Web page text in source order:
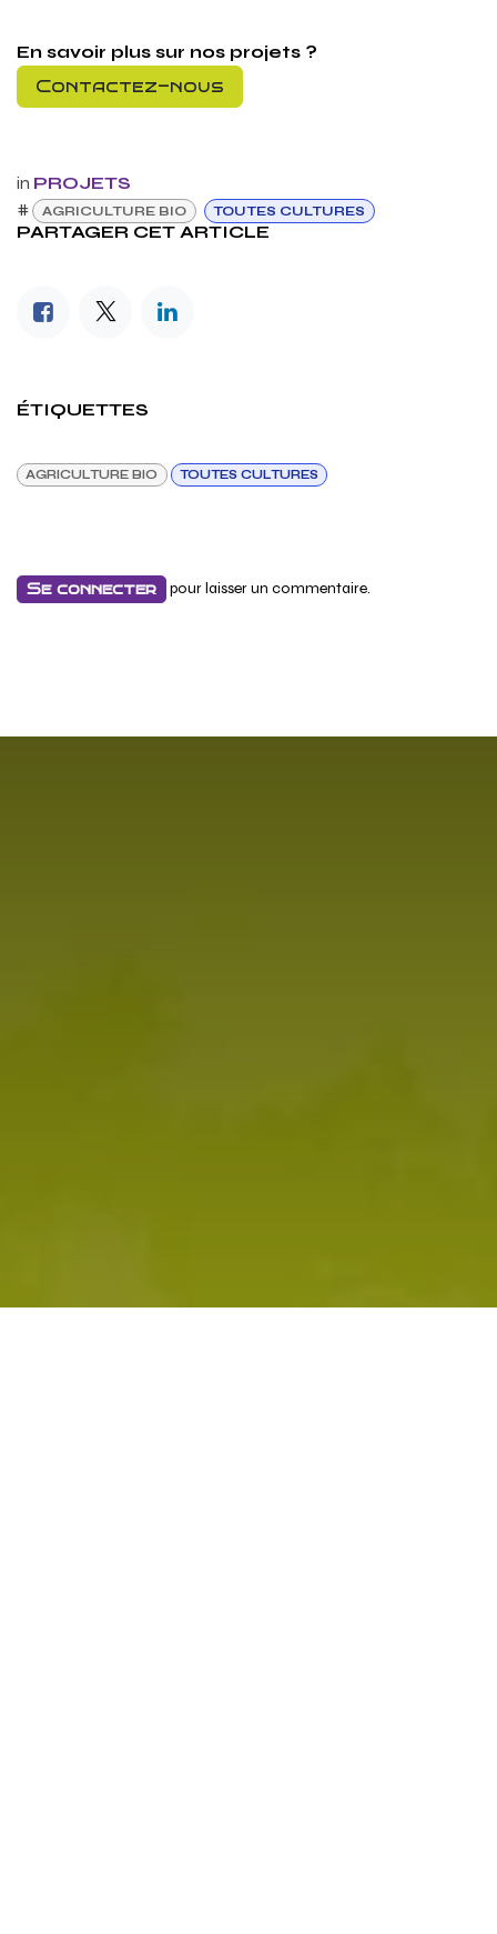
En savoir plus sur nos projets ?
Contactez-nous
in PROJETS
#
AGRICULTURE BIO TOUTES CULTURES
PARTAGER CET ARTICLE
ÉTIQUETTES
AGRICULTURE BIO TOUTES CULTURES
Se connecter pour laisser un commentaire.